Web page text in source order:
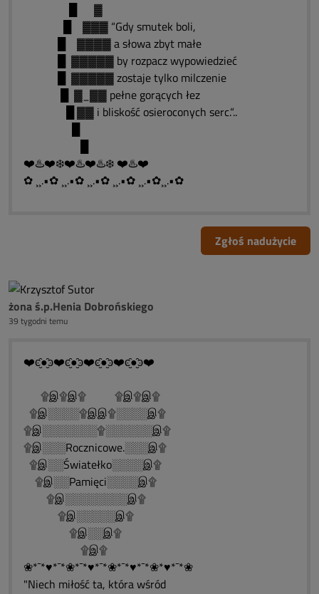
█ ▓
█ ▓▓▓ “Gdy smutek boli,
█ ▓▓▓▓ a słowa zbyt małe
█ ▓▓▓▓▓ by rozpacz wypowiedzieć
█ ▓▓▓▓▓ zostaje tylko milczenie
█ ▓_▓▓ pełne gorących łez
█ ▓▓ i bliskość osieroconych serc.“..
❤️♨️❤️❄️❤️♨️❤️♨️❄️ ❤️♨️❤️
✿ ¸¸.•✿ ¸¸.•✿ ¸¸.•✿ ¸¸.•✿ ¸¸.•✿¸¸.•✿
Zgłoś nadużycie
żona ś.p.Henia Dobrońskiego
39 tygodni temu
❤️ͼ̮̑●̮̑ͽ❤️ͼ̮̑●̮̑ͽ❤️ͼ̮̑●̮̑ͽ❤️ͼ̮̑●̮̑ͽ❤️
۩இ۩இ۩ ۩இ۩இ۩
۩இ░░░░۩இஇ۩░░░░இ۩
۩இ░░░░░░░۩░░░░░░இ۩
۩இ░░░Rocznicowe.░░░இ۩
۩இ░░Światełko░░░░இ۩
۩இ░░Pamięci░░░░இ۩
۩இ░░░░░░░░இ۩
۩இ░░░░░இ۩
۩இ░░இ۩
۩இ۩
❀*¯*♥*¯*❀*¯*♥*¯*❀*¯*♥*¯*❀*♥*¯*❀
"Niech miłość ta, która wśród